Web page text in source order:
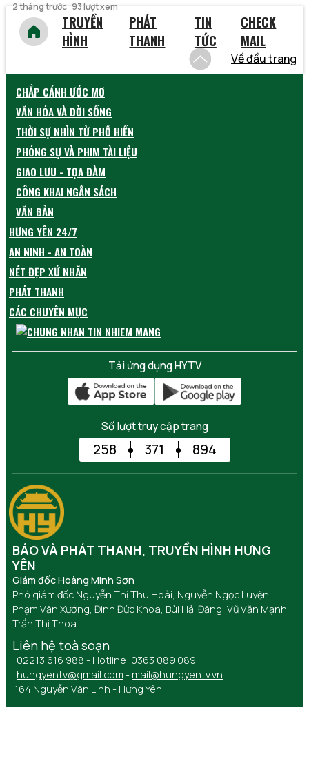
2 tháng trước 93 lượt xem
TRUYỀN
HÌNH
PHÁT
THANH
TIN
TỨC
CHECK
MAIL
Về đầu trang
CHẮP CÁNH ƯỚC MƠ
VĂN HÓA VÀ ĐỜI SỐNG
THỜI SỰ NHÌN TỪ PHỐ HIẾN
PHÓNG SỰ VÀ PHIM TÀI LIỆU
GIAO LƯU - TỌA ĐÀM
CÔNG KHAI NGÂN SÁCH
VĂN BẢN
HƯNG YÊN 24/7
AN NINH - AN TOÀN
NÉT ĐẸP XỨ NHÃN
PHÁT THANH
CÁC CHUYÊN MỤC
Tải ứng dụng HYTV
Số lượt truy cập trang
258 371 894
BÁO VÀ PHÁT THANH, TRUYỀN HÌNH HƯNG
YÊN
Giám đốc Hoàng Minh Sơn
Phó giám đốc Nguyễn Thị Thu Hoài, Nguyễn Ngọc Luyện,
Phạm Văn Xướng, Đinh Đức Khoa, Bùi Hải Đăng, Vũ Văn Mạnh,
Trần Thị Thoa
Liên hệ toà soạn
02213 616 988 - Hotline: 0363 089 089
hungyentv@gmail.com - mail@hungyentv.vn
164 Nguyễn Văn Linh - Hưng Yên